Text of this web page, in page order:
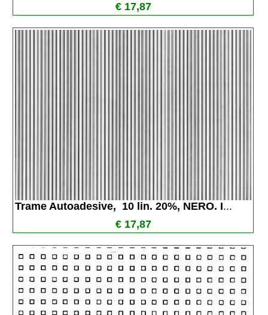
€ 17,87
Trame Autoadesive,  10 lin. 20%, NERO. I...
€ 17,87